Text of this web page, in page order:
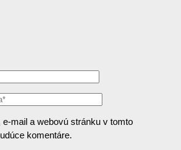
mail a webovú stránku v tomto
komentáre.